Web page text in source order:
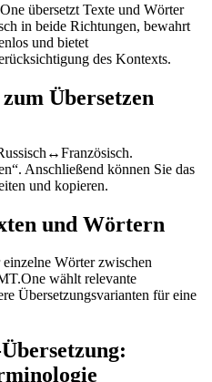
übersetzt Texte und Wörter
in beide Richtungen, bewahrt
und bietet
des Kontexts.
Übersetzen
Anschließend können Sie das
und kopieren.
und Wörtern
einzelne Wörter zwischen
wählt relevante
Übersetzungsvarianten für eine